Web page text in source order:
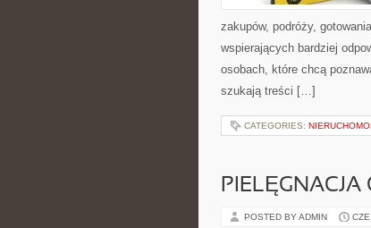
zakupów, podróży,
wspierających bardziej
osobach, które chcą
szukają treści […]
CATEGORIES:
POSTED BY ADMIN